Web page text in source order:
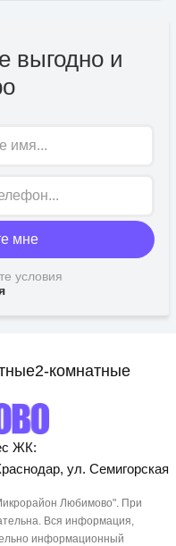
выгодно и
мне
условия
2-комнатные
ЖК:
ул. Семигорская
Любимово". При
Вся информация,
информационный